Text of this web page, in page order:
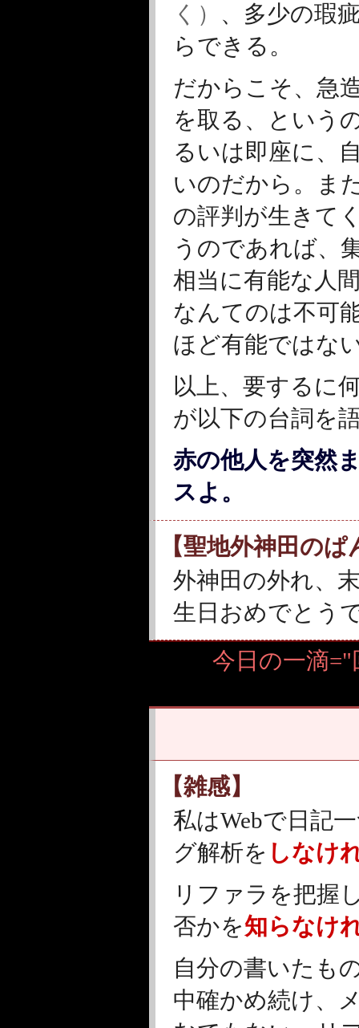
く）
、多少の瑕
らできる。
だからこそ、急
を取る、という
るいは即座に、
いのだから。ま
の評判が生きて
うのであれば、
相当に有能な人
なんてのは不可
ほど有能ではな
以上、要するに
が以下の台詞を
赤の他人を突然
スよ。
【聖地外神田の
外神田の外れ、
生日おめでとう
今日の一滴
【雑感】
私はWebで日記
グ解析を しなけ
リファラを把握
否かを知らなけ
自分の書いたも
中確かめ続け、